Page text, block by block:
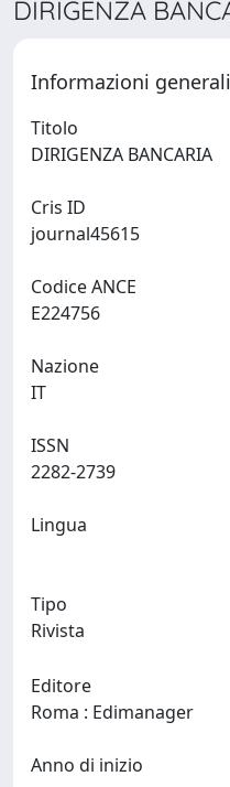
DIRIGENZA
Informazioni generali
Titolo
Cris ID
Codice ANCE
Nazione
ISSN
Lingua
Tipo
Rivista
Editore
Anno di inizio